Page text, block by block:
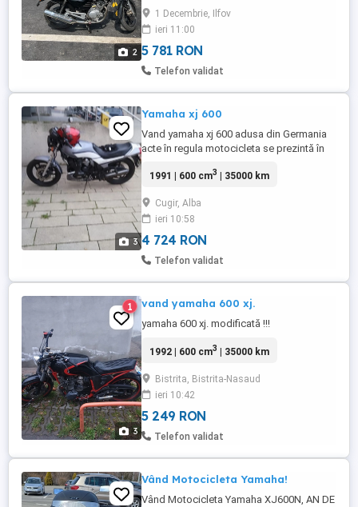
2
robinet combustibil. Cauciucuri bune 90%.
Două chei. Portbagaj pentru cască cu
două chei. Semnalizatoare led față. ...
1 Decembrie, Ilfov
ieri 11:00
5 781 RON
Telefon validat
3
Yamaha xj 600
Vand yamaha xj 600 adusa din Germania
acte în regula motocicleta se prezintă în
aspect foarte îngrijit fără zgârieturi nu
drum în ori ce moment preț 900 euro mai
multe detalii
1991 | 600 cm3 | 35000 km
Cugir, Alba
ieri 10:58
4 724 RON
Telefon validat
3
1 vand yamaha 600 xj.
yamaha 600 xj. modificată !!!
1992 | 600 cm3 | 35000 km
Bistrita, Bistrita-Nasaud
ieri 10:42
5 249 RON
Telefon validat
Vând Motocicleta Yamaha!
Vând Motocicleta Yamaha XJ600N, AN DE